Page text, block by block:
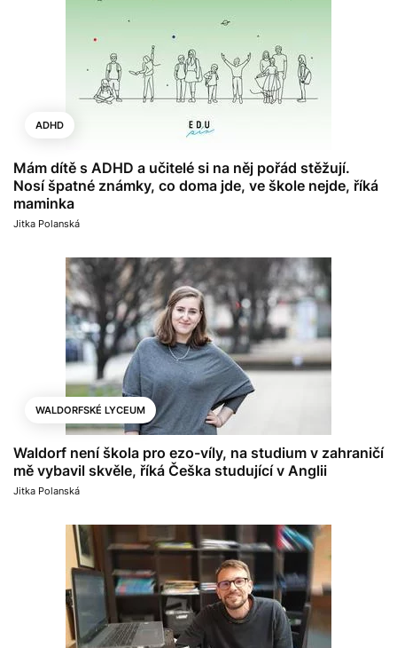
ADHD
Mám dítě s ADHD a učitelé si na něj pořád stěžují.
Nosí špatné známky, co doma jde, ve škole nejde, říká
maminka
Jitka Polanská
WALDORFSKÉ LYCEUM
Waldorf není škola pro ezo-víly, na studium v zahraničí
mě vybavil skvěle, říká Češka studující v Anglii
Jitka Polanská